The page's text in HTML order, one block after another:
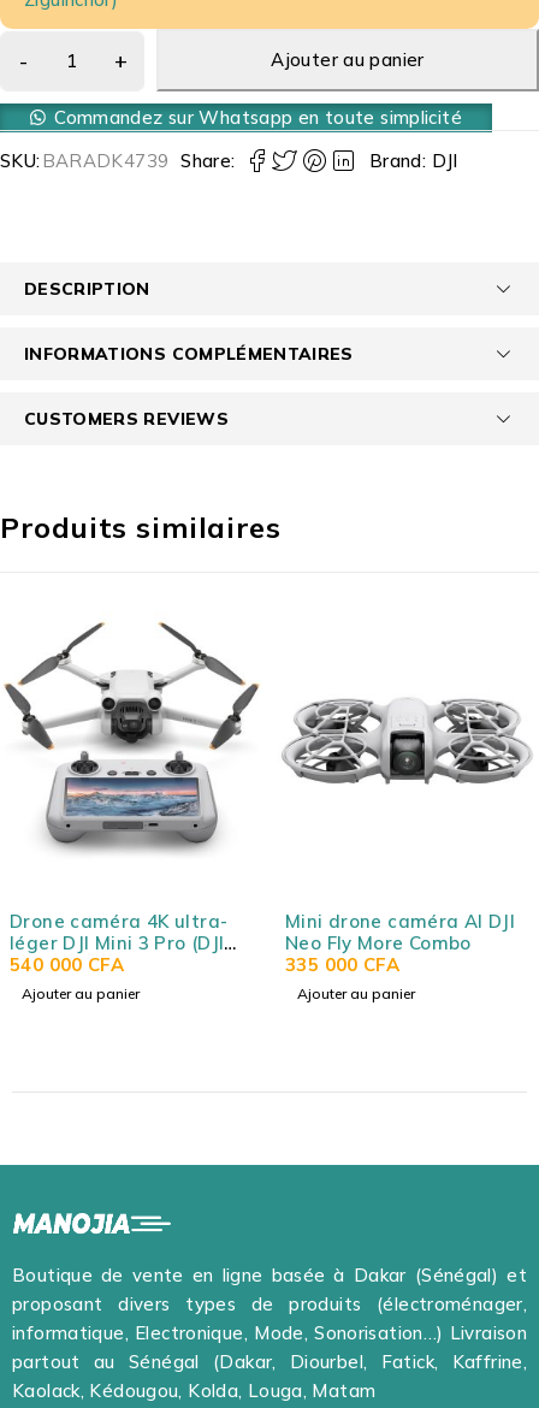
Ajouter au panier
Commandez sur Whatsapp en toute simplicité
SKU:BARADK4739 Share: Brand: DJI
DESCRIPTION
INFORMATIONS COMPLÉMENTAIRES
CUSTOMERS REVIEWS
Produits similaires
Drone caméra 4K ultra-
léger DJI Mini 3 Pro (DJI
RC)
540 000 CFA
Ajouter au panier
Mini drone caméra AI DJI
Neo Fly More Combo
335 000 CFA
Ajouter au panier
Boutique de vente en ligne basée à Dakar (Sénégal) et
proposant divers types de produits (électroménager,
informatique, Electronique, Mode, Sonorisation…) Livraison
partout au Sénégal (Dakar, Diourbel, Fatick, Kaffrine,
Kaolack, Kédougou, Kolda, Louga, Matam